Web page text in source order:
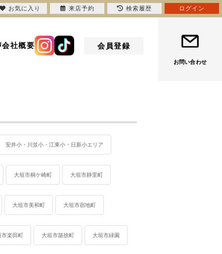
会社概要 会員登録
お問い合わせ
安井小・川並小・江東小・日新小エリア
大垣市桐ケ崎町 大垣市静里町
大垣市美和町 大垣市宿地町
市楽田町 大垣市築捨町 大垣市緑園
お気に入り 来店予約 検索履歴 ログイン